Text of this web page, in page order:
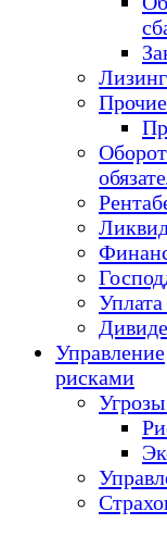
Лизинг
Управление
рисками